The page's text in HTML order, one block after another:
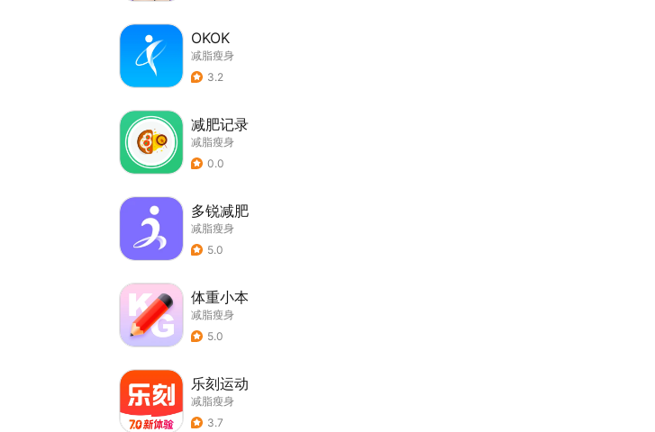
OKOK
减脂瘦身
3.2
减肥记录
减脂瘦身
0.0
多锐减肥
减脂瘦身
5.0
体重小本
减脂瘦身
5.0
乐刻运动
减脂瘦身
3.7